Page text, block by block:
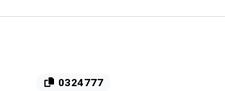
0324777